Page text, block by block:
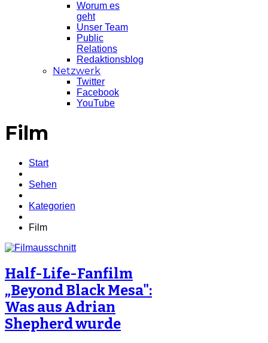
Worum es
geht
Unser Team
Public
Relations
Redaktionsblog
Netzwerk
Twitter
Facebook
YouTube
Film
Start
Sehen
Kategorien
Film
Half-Life-Fanfilm
„Beyond Black Mesa":
Was aus Adrian
Shepherd wurde